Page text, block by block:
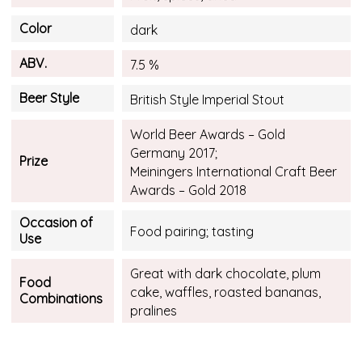
Color dark
ABV. 7.5 %
Beer Style British Style Imperial Stout
Prize
World Beer Awards – Gold
Germany 2017;
Meiningers International Craft Beer
Awards – Gold 2018
Occasion of
Use
Food pairing; tasting
Food
Combinations
Great with dark chocolate, plum
cake, waffles, roasted bananas,
pralines